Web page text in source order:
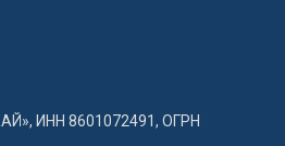
ИНН 8601072491, ОГРН